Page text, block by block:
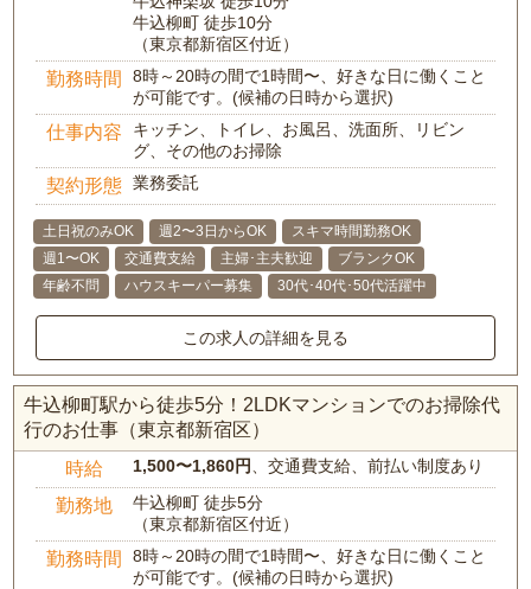
牛込柳町 徒歩10分
（東京都新宿区付近）
勤務時間
8時～20時の間で1時間〜、好きな日に働くこと
が可能です。(候補の日時から選択)
仕事内容
キッチン、トイレ、お風呂、洗面所、リビン
グ、その他のお掃除
契約形態 業務委託
土日祝のみOK 週2〜3日からOK
スキマ時間勤務OK
週1〜OK
交通費支給 主婦･主夫歓迎
ブランクOK
年齢不問
ハウスキーパー募集 30代･40代･50代活躍中
この求人の詳細を見る
牛込柳町駅から徒歩5分！2LDKマンションでのお掃除代
行のお仕事（東京都新宿区）
時給 1,500〜1,860円、交通費支給、前払い制度あり
勤務地
牛込柳町 徒歩5分
（東京都新宿区付近）
勤務時間
8時～20時の間で1時間〜、好きな日に働くこと
が可能です。(候補の日時から選択)